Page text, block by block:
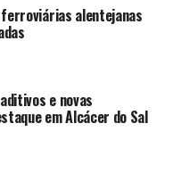
alentejanas
e novas
em Alcácer do Sal